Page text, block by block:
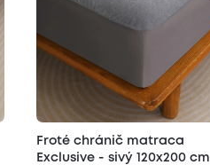
Froté chránič matraca
Exclusive - sivý 120x200 cm